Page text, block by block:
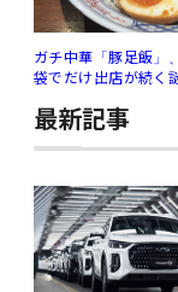
ガチ中華「豚足飯」
袋でだけ出店が続く
最新記事